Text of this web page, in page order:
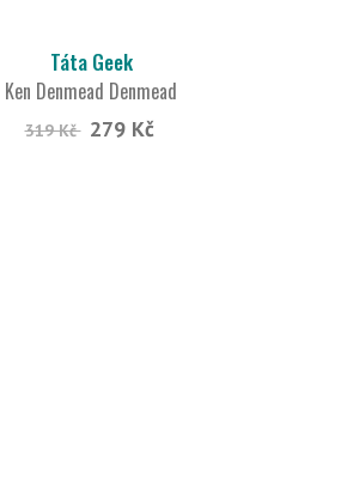
Táta Geek
Ken Denmead Denmead
319 Kč 279 Kč